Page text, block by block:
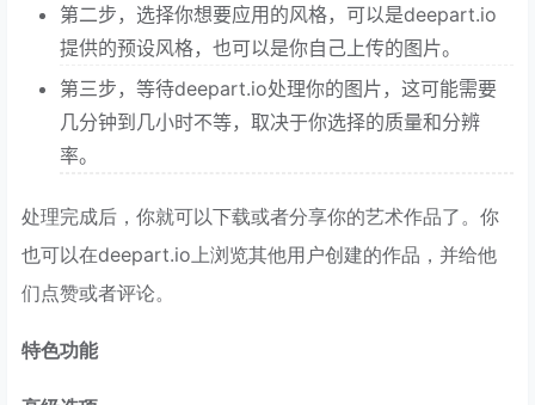
第二步，选择你想要应用的风格，可以是deepart.io
提供的预设风格，也可以是你自己上传的图片。
第三步，等待deepart.io处理你的图片，这可能需要
几分钟到几小时不等，取决于你选择的质量和分辨
率。
处理完成后，你就可以下载或者分享你的艺术作品了。你
也可以在deepart.io上浏览其他用户创建的作品，并给他
们点赞或者评论。
特色功能